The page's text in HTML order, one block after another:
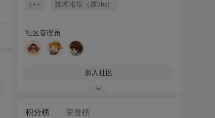
c++ 技术论坛（原bbs）
社区管理员
加入社区
积分榜 荣誉榜